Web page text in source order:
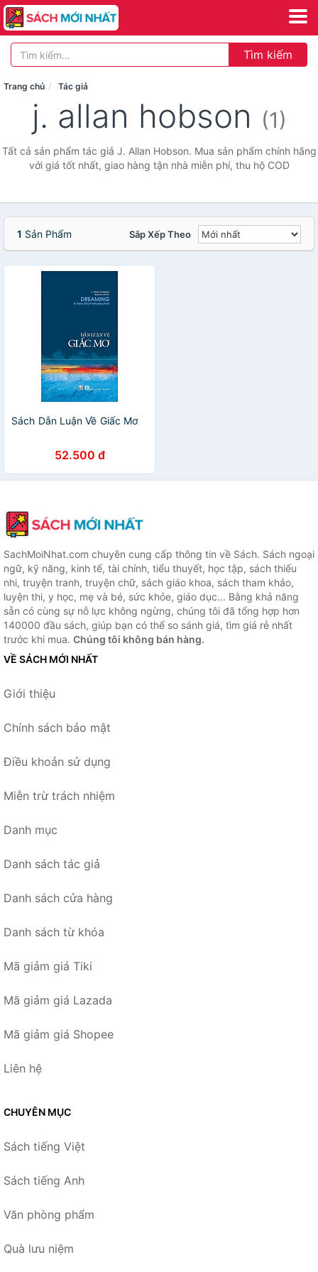
Tìm kiếm
Trang chủ Tác giả
j. allan hobson (1)
Tất cả sản phẩm tác giả J. Allan Hobson. Mua sản phẩm chính hãng
với giá tốt nhất, giao hàng tận nhà miễn phí, thu hộ COD
1 Sản Phẩm Sắp Xếp Theo
Sách Dẫn Luận Về Giấc Mơ
52.500 đ
SachMoiNhat.com chuyên cung cấp thông tin về Sách. Sách ngoại
ngữ, kỹ năng, kinh tế, tài chính, tiểu thuyết, học tập, sách thiếu
nhi, truyện tranh, truyện chữ, sách giáo khoa, sách tham khảo,
luyện thi, y học, mẹ và bé, sức khỏe, giáo dục... Bằng khả năng
sẵn có cùng sự nỗ lực không ngừng, chúng tôi đã tổng hợp hơn
140000 đầu sách, giúp bạn có thể so sánh giá, tìm giá rẻ nhất
trước khi mua. Chúng tôi không bán hàng.
VỀ SÁCH MỚI NHẤT
Giới thiệu
Chính sách bảo mật
Điều khoản sử dụng
Miễn trừ trách nhiệm
Danh mục
Danh sách tác giả
Danh sách cửa hàng
Danh sách từ khóa
Mã giảm giá Tiki
Mã giảm giá Lazada
Mã giảm giá Shopee
Liên hệ
CHUYÊN MỤC
Sách tiếng Việt
Sách tiếng Anh
Văn phòng phẩm
Quà lưu niệm